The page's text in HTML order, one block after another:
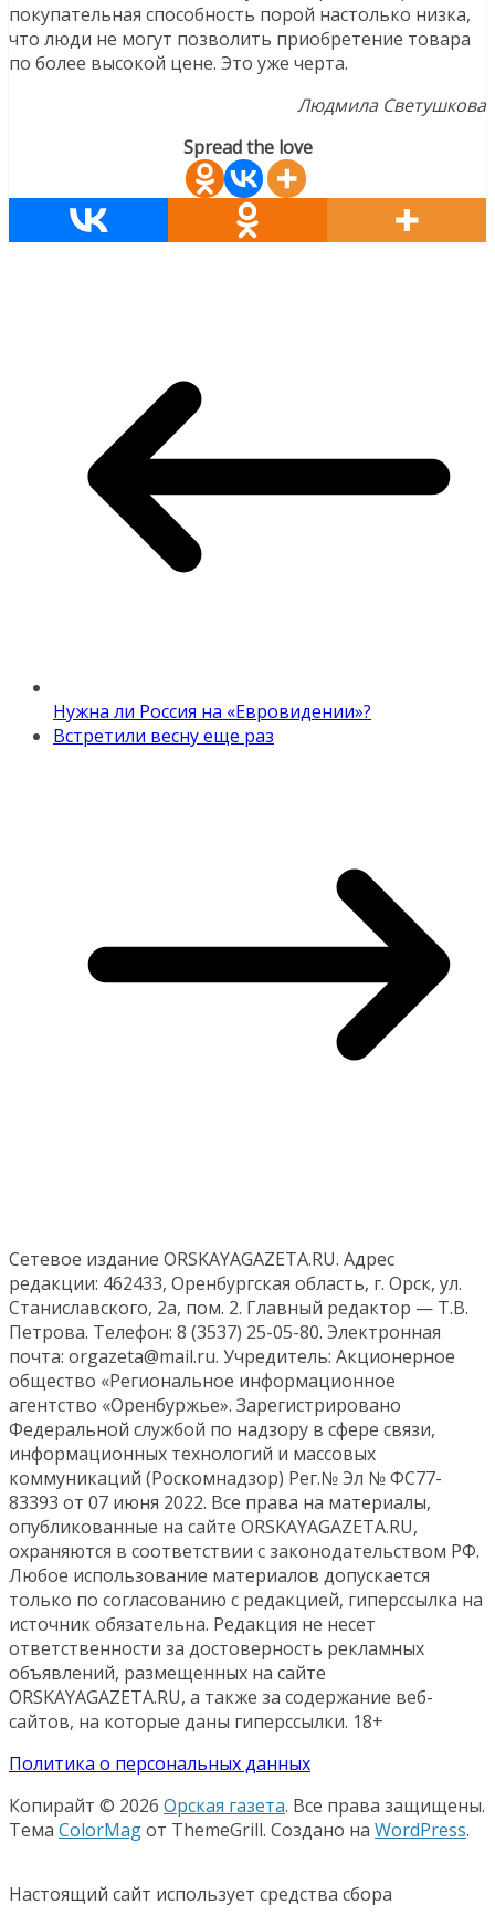
покупательная способность порой настолько низка,
что люди не могут позволить приобретение товара
по более высокой цене. Это уже черта.
Людмила Светушкова
Spread the love
Нужна ли Россия на «Евровидении»?
Встретили весну еще раз
Сетевое издание ORSKAYAGAZETA.RU. Адрес
редакции: 462433, Оренбургская область, г. Орск, ул.
Станиславского, 2а, пом. 2. Главный редактор — Т.В.
Петрова. Телефон: 8 (3537) 25-05-80. Электронная
почта: orgazeta@mail.ru. Учредитель: Акционерное
общество «Региональное информационное
агентство «Оренбуржье». Зарегистрировано
Федеральной службой по надзору в сфере связи,
информационных технологий и массовых
коммуникаций (Роскомнадзор) Рег.№ Эл № ФС77-
83393 от 07 июня 2022. Все права на материалы,
опубликованные на сайте ORSKAYAGAZETA.RU,
охраняются в соответствии с законодательством РФ.
Любое использование материалов допускается
только по согласованию с редакцией, гиперссылка на
источник обязательна. Редакция не несет
ответственности за достоверность рекламных
объявлений, размещенных на сайте
ORSKAYAGAZETA.RU, а также за содержание веб-
сайтов, на которые даны гиперссылки. 18+
Политика о персональных данных
Копирайт © 2026 Орская газета. Все права защищены.
Тема ColorMagот ThemeGrill. Создано на WordPress.
Настоящий сайт использует средства сбора